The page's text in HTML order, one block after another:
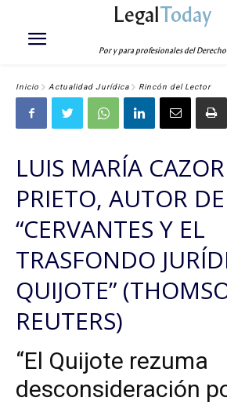
LegalToday
Por y para profesionales del Derecho
Inicio Actualidad Jurídica Rincón del Lector
LUIS MARÍA
PRIETO, AUTOR DE
“CERVANTES Y EL
TRASFONDO
QUIJOTE”
REUTERS)
“El Quijote rezuma
desconsideración